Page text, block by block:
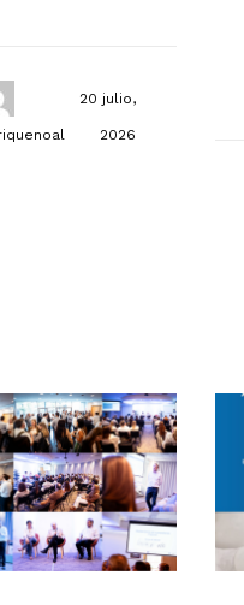
20 julio,
2026